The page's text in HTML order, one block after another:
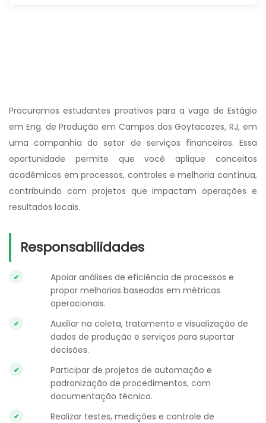
Procuramos estudantes proativos para a vaga de Estágio
em Eng. de Produção em Campos dos Goytacazes, RJ, em
uma companhia do setor de serviços financeiros. Essa
oportunidade permite que você aplique conceitos
acadêmicos em processos, controles e melhoria contínua,
contribuindo com projetos que impactam operações e
resultados locais.
Responsabilidades
Apoiar análises de eficiência de processos e
propor melhorias baseadas em métricas
operacionais.
Auxiliar na coleta, tratamento e visualização de
dados de produção e serviços para suportar
decisões.
Participar de projetos de automação e
padronização de procedimentos, com
documentação técnica.
Realizar testes, medições e controle de